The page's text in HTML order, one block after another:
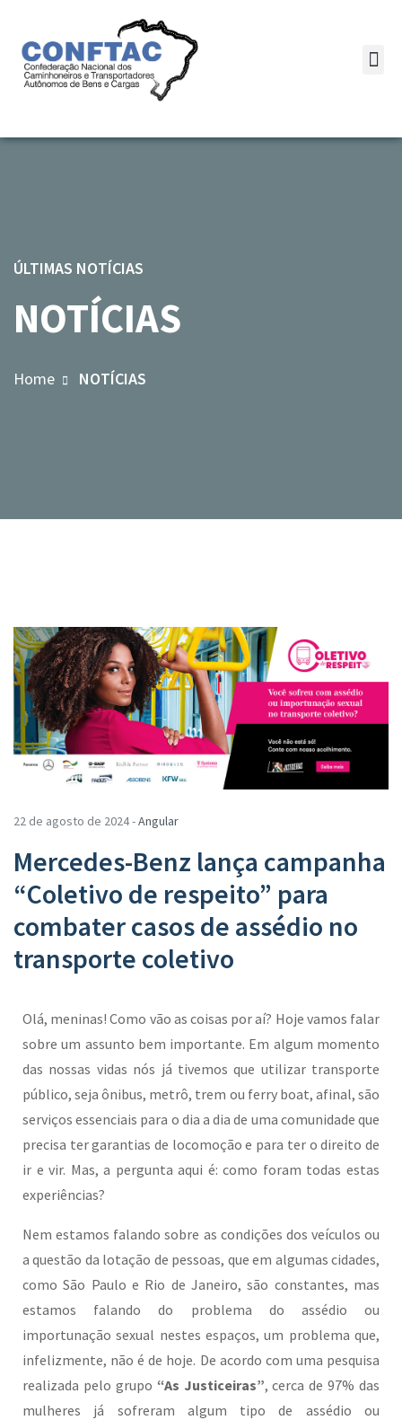
ÚLTIMAS NOTÍCIAS
NOTÍCIAS
Home NOTÍCIAS
22 de agosto de 2024 -Angular
Mercedes-Benz lança campanha
“Coletivo de respeito” para
combater casos de assédio no
transporte coletivo
Olá, meninas! Como vão as coisas por aí? Hoje vamos falar
sobre um assunto bem importante. Em algum momento
das nossas vidas nós já tivemos que utilizar transporte
público, seja ônibus, metrô, trem ou ferry boat, afinal, são
serviços essenciais para o dia a dia de uma comunidade que
precisa ter garantias de locomoção e para ter o direito de
ir e vir. Mas, a pergunta aqui é: como foram todas estas
experiências?
Nem estamos falando sobre as condições dos veículos ou
a questão da lotação de pessoas, que em algumas cidades,
como São Paulo e Rio de Janeiro, são constantes, mas
estamos falando do problema do assédio ou
importunação sexual nestes espaços, um problema que,
infelizmente, não é de hoje. De acordo com uma pesquisa
realizada pelo grupo “As Justiceiras”, cerca de 97% das
mulheres já sofreram algum tipo de assédio ou